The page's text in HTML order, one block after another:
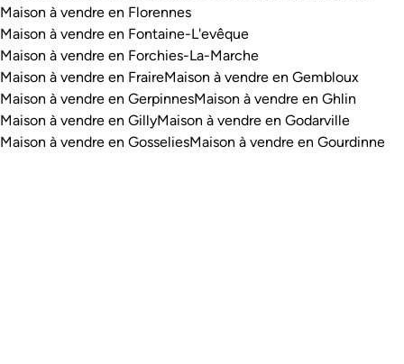
Maison à vendre en Florennes
Maison à vendre en Fontaine-L'evêque
Maison à vendre en Forchies-La-Marche
Maison à vendre en FraireMaison à vendre en Gembloux
Maison à vendre en GerpinnesMaison à vendre en Ghlin
Maison à vendre en GillyMaison à vendre en Godarville
Maison à vendre en GosseliesMaison à vendre en Gourdinne